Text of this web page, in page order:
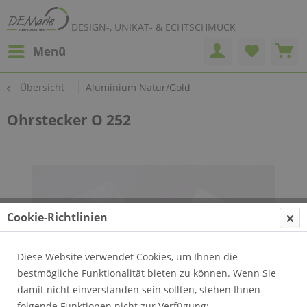
DESIGN-, UNIKAT- & ECHTSCHMUCK
Menü
Übersicht Aluminium Natur/Gold
Ohrstecker O 252
Cookie-Richtlinien
Diese Website verwendet Cookies, um Ihnen die
bestmögliche Funktionalität bieten zu können. Wenn Sie
damit nicht einverstanden sein sollten, stehen Ihnen